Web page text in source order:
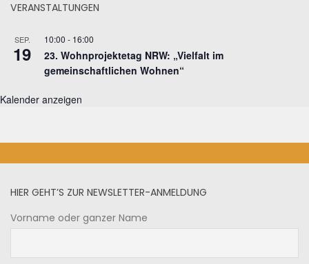
VERANSTALTUNGEN
SEP.
19
10:00 - 16:00
23. Wohnprojektetag NRW: „Vielfalt im
gemeinschaftlichen Wohnen“
Kalender anzeigen
HIER GEHT’S ZUR NEWSLETTER-ANMELDUNG
Vorname oder ganzer Name